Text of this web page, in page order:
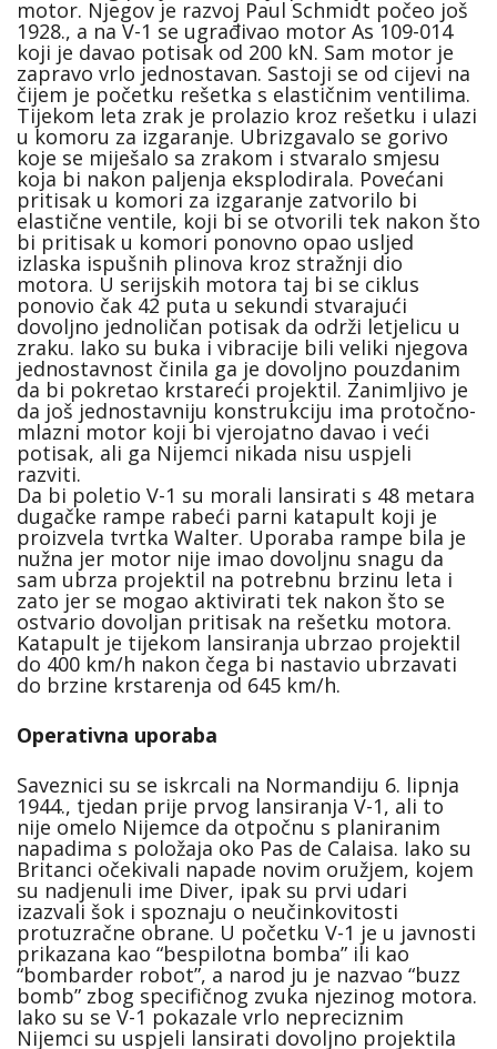
motor. Njegov je razvoj Paul Schmidt počeo još
1928., a na V-1 se ugrađivao motor As 109-014
koji je davao potisak od 200 kN. Sam motor je
zapravo vrlo jednostavan. Sastoji se od cijevi na
čijem je početku rešetka s elastičnim ventilima.
Tijekom leta zrak je prolazio kroz rešetku i ulazi
u komoru za izgaranje. Ubrizgavalo se gorivo
koje se miješalo sa zrakom i stvaralo smjesu
koja bi nakon paljenja eksplodirala. Povećani
pritisak u komori za izgaranje zatvorilo bi
elastične ventile, koji bi se otvorili tek nakon što
bi pritisak u komori ponovno opao usljed
izlaska ispušnih plinova kroz stražnji dio
motora. U serijskih motora taj bi se ciklus
ponovio čak 42 puta u sekundi stvarajući
dovoljno jednoličan potisak da održi letjelicu u
zraku. Iako su buka i vibracije bili veliki njegova
jednostavnost činila ga je dovoljno pouzdanim
da bi pokretao krstareći projektil. Zanimljivo je
da još jednostavniju konstrukciju ima protočno-
mlazni motor koji bi vjerojatno davao i veći
potisak, ali ga Nijemci nikada nisu uspjeli
razviti.
Da bi poletio V-1 su morali lansirati s 48 metara
dugačke rampe rabeći parni katapult koji je
proizvela tvrtka Walter. Uporaba rampe bila je
nužna jer motor nije imao dovoljnu snagu da
sam ubrza projektil na potrebnu brzinu leta i
zato jer se mogao aktivirati tek nakon što se
ostvario dovoljan pritisak na rešetku motora.
Katapult je tijekom lansiranja ubrzao projektil
do 400 km/h nakon čega bi nastavio ubrzavati
do brzine krstarenja od 645 km/h.
Operativna uporaba
Saveznici su se iskrcali na Normandiju 6. lipnja
1944., tjedan prije prvog lansiranja V-1, ali to
nije omelo Nijemce da otpočnu s planiranim
napadima s položaja oko Pas de Calaisa. Iako su
Britanci očekivali napade novim oružjem, kojem
su nadjenuli ime Diver, ipak su prvi udari
izazvali šok i spoznaju o neučinkovitosti
protuzračne obrane. U početku V-1 je u javnosti
prikazana kao “bespilotna bomba” ili kao
“bombarder robot”, a narod ju je nazvao “buzz
bomb” zbog specifičnog zvuka njezinog motora.
Iako su se V-1 pokazale vrlo nepreciznim
Nijemci su uspjeli lansirati dovoljno projektila